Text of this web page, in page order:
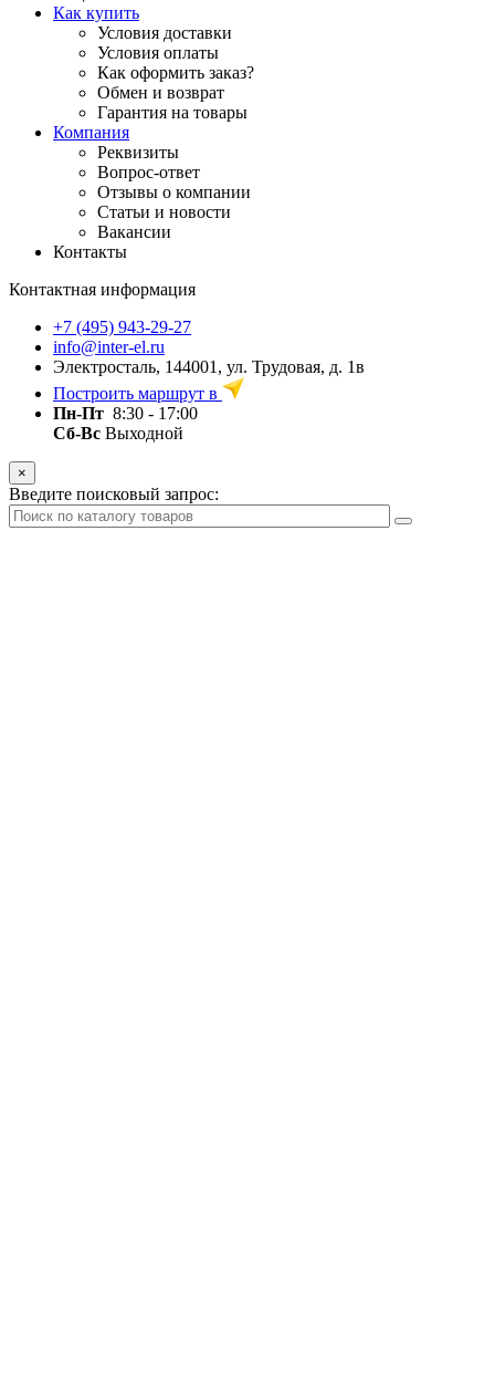
Как купить
Условия доставки
Условия оплаты
Как оформить заказ?
Обмен и возврат
Гарантия на товары
Компания
Реквизиты
Вопрос-ответ
Отзывы о компании
Статьи и новости
Вакансии
Контакты
Контактная информация
+7 (495) 943-29-27
info@inter-el.ru
Электросталь, 144001, ул. Трудовая, д. 1в
Построить маршрут в
Пн-Пт 8:30 - 17:00
Сб-Вс Выходной
×
Введите поисковый запрос: